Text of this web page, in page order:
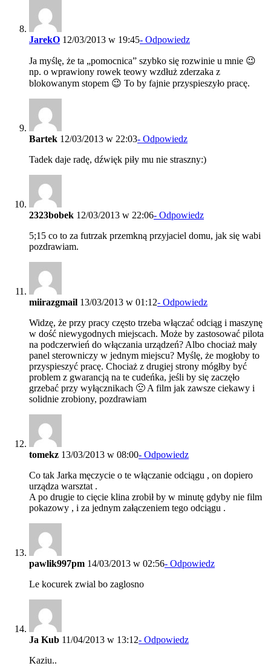
JarekO 12/03/2013 w 19:45- Odpowiedz
Ja myślę, że ta „pomocnica” szybko się rozwinie u mnie 😉
np. o wprawiony rowek teowy wzdłuż zderzaka z
blokowanym stopem 😉 To by fajnie przyspieszyło pracę.
Bartek 12/03/2013 w 22:03- Odpowiedz
Tadek daje radę, dźwięk piły mu nie straszny:)
2323bobek 12/03/2013 w 22:06- Odpowiedz
5;15 co to za futrzak przemkną przyjaciel domu, jak się wabi
pozdrawiam.
miirazgmail 13/03/2013 w 01:12- Odpowiedz
Widzę, że przy pracy często trzeba włączać odciąg i maszynę
w dość niewygodnych miejscach. Może by zastosować pilota
na podczerwień do włączania urządzeń? Albo chociaż mały
panel sterowniczy w jednym miejscu? Myślę, że mogłoby to
przyspieszyć pracę. Chociaż z drugiej strony mógłby być
problem z gwarancją na te cudeńka, jeśli by się zaczęło
grzebać przy wyłącznikach 🙁 A film jak zawsze ciekawy i
solidnie zrobiony, pozdrawiam
tomekz 13/03/2013 w 08:00- Odpowiedz
Co tak Jarka męczycie o te włączanie odciągu , on dopiero
urządza warsztat .
A po drugie to cięcie klina zrobił by w minutę gdyby nie film
pokazowy , i za jednym załączeniem tego odciągu .
pawlik997pm 14/03/2013 w 02:56- Odpowiedz
Le kocurek zwial bo zaglosno
Ja Kub 11/04/2013 w 13:12- Odpowiedz
Kaziu..